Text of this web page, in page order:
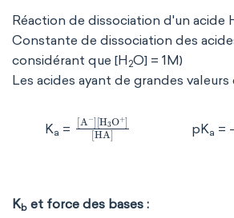
Réaction de dissociation d'un acide
Constante de dissociation des
considérant que [H 2O] = 1M)
Les acides ayant de grandes valeurs
Ka = A-
H3O+HA pKa =
Kb et force des bases :